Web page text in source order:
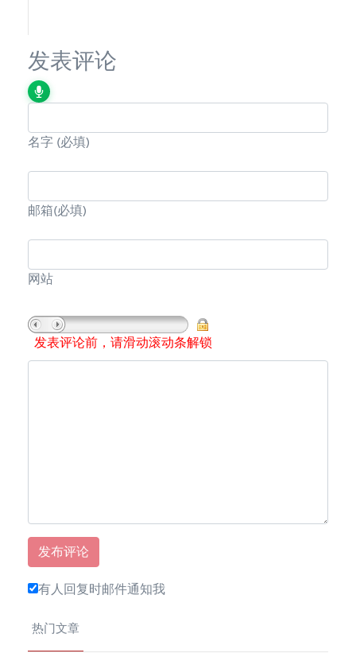
发表评论
名字 (必填)
邮箱(必填)
网站
发表评论前，请滑动滚动条解锁
有人回复时邮件通知我
热门文章